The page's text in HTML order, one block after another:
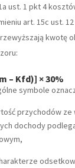
ust. 1 pkt 4
art. 15c ust.
kwotę
– Kfd)] × 30%
symbole
przychodów
dochody